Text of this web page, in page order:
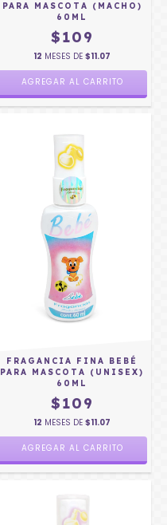
PARA MASCOTA (MACHO)
60ML
$109
12 MESES DE $11.07
FRAGANCIA FINA BEBÉ
PARA MASCOTA (UNISEX)
60ML
$109
12 MESES DE $11.07